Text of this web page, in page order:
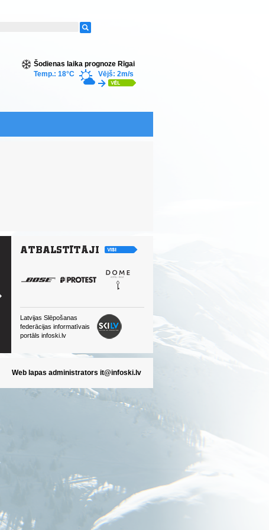
Šodienas laika prognoze Rīgai
Temp.: 18°C
Vējš: 2m/s
Latvijas Slēpošanas
federācijas informatīvais
portāls infoski.lv
Web lapas administrators it@infoski.lv